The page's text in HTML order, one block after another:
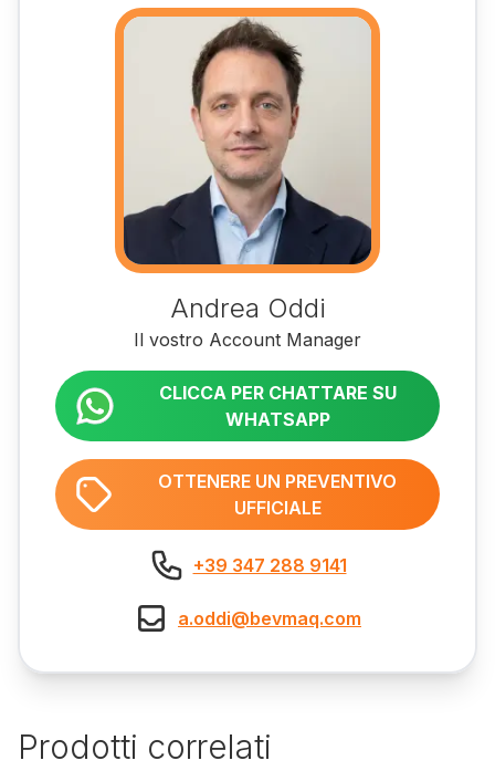
Andrea Oddi
Il vostro Account Manager
CLICCA PER CHATTARE SU
WHATSAPP
OTTENERE UN PREVENTIVO
UFFICIALE
+39 347 288 9141
a.oddi@bevmaq.com
Prodotti correlati